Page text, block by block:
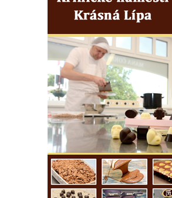
Spořitelna v Semilech
Pojizerské galerie)
Obecní dům v Semilech
Pila U Lišáka u Rabštejna nad Střelou
Bývalá fara v Pražské ulici v Bochově
Fara u kostela svatých Petra a Pavla ve
Žluticích
Fuchsova vila v České Kamenici
Robert Fuchs, papírna v České Kamenici
Bývalá továrna Florian Hübel, tkalcovna u